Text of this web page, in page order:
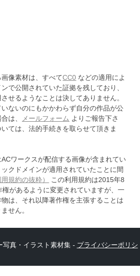
画像素材は、すべてCC0 などの適用によ
で公開されていた証拠を残しており、
せるようなことは決してありません。
ないのにもかかわらず自分の作品が公
は、
メールフォーム よりご報告下さ
ては、法的手続きを取らせて頂きま
ACワークスが配信する画像が含まれてい
クドメインが適用されていたことに間
用規約の抜粋）
この利用規約は2015年8
権があるように変更されていますが、一
は、それ以降著作権を主張することは
せん。
真・イラスト素材集 - プライバシーポリシ